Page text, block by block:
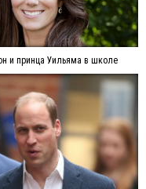
и принца Уильяма в школе